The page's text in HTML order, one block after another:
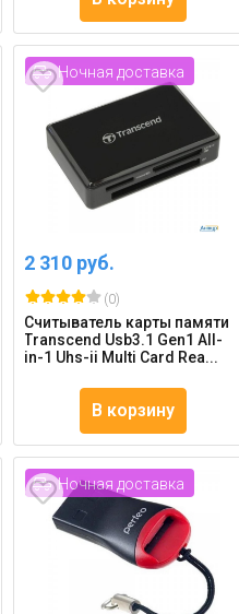
Ночная доставка
2 310 руб.
(0)
Считыватель карты памяти
Transcend Usb3.1 Gen1 All-
in-1 Uhs-ii Multi Card Rea...
В корзину
Ночная доставка